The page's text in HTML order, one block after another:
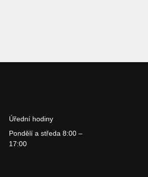
Úřední hodiny
Pondělí a středa 8:00 –
17:00